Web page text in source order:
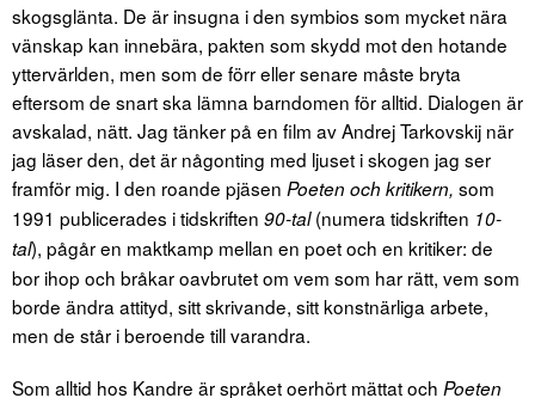
skogsglänta. De är insugna i den symbios som mycket nära
vänskap kan innebära, pakten som skydd mot den hotande
yttervärlden, men som de förr eller senare måste bryta
eftersom de snart ska lämna barndomen för alltid. Dialogen är
avskalad, nätt. Jag tänker på en film av Andrej Tarkovskij när
jag läser den, det är någonting med ljuset i skogen jag ser
framför mig. I den roande pjäsen Poeten och kritikern, som
1991 publicerades i tidskriften 90-tal(numera tidskriften 10-
tal), pågår en maktkamp mellan en poet och en kritiker: de
bor ihop och bråkar oavbrutet om vem som har rätt, vem som
borde ändra attityd, sitt skrivande, sitt konstnärliga arbete,
men de står i beroende till varandra.
Som alltid hos Kandre är språket oerhört mättat och Poeten